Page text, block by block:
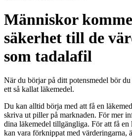
Människor
säkerhet till de
som tadalafil
När du börjar på ditt potensmedel bör
ett så kallat läkemedel.
Du kan alltid börja med att få en
skriva ut piller på marknaden. För mer
dina läkemedel tillgängliga. För att få en
kan vara förknippat med värderingarna,